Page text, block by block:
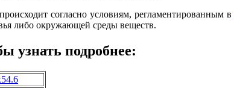
согласно условиям, регламентированным в
либо окружающей среды веществ.
узнать подробнее: